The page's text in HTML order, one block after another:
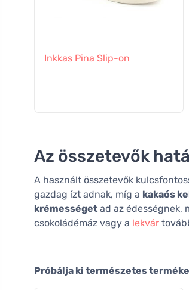
Inkkas Pina Slip-on
Az összetevők
A használt összetevők
gazdag ízt adnak, míg a kakaós
krémességet ad az édességnek,
csokoládémáz vagy a lekvár
Próbálja ki természetes